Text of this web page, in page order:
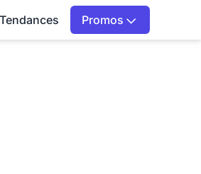
Tendances Promos